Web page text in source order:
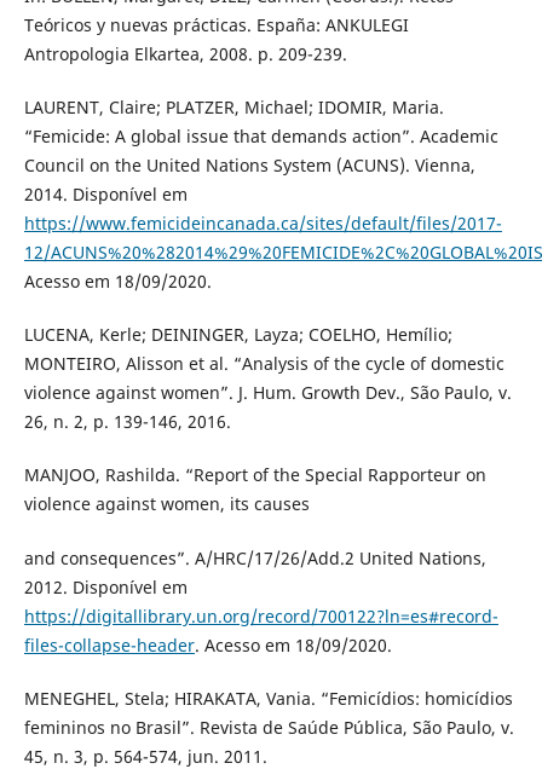
Teóricos y nuevas prácticas. España: ANKULEGI
Antropologia Elkartea, 2008. p. 209-239.
LAURENT, Claire; PLATZER, Michael; IDOMIR, Maria.
“Femicide: A global issue that demands action”. Academic
Council on the United Nations System (ACUNS). Vienna,
2014. Disponível em
https://www.femicideincanada.ca/sites/default/files/2017-
12/
Acesso em 18/09/2020.
LUCENA, Kerle; DEININGER, Layza; COELHO, Hemílio;
MONTEIRO, Alisson et al. “Analysis of the cycle of domestic
violence against women”. J. Hum. Growth Dev., São Paulo, v.
26, n. 2, p. 139-146, 2016.
MANJOO, Rashilda. “Report of the Special Rapporteur on
violence against women, its causes
and consequences”. A/HRC/17/26/Add.2 United Nations,
2012. Disponível em
https://digitallibrary.un.org/record/700122?ln=es#record-
files-collapse-header. Acesso em 18/09/2020.
MENEGHEL, Stela; HIRAKATA, Vania. “Femicídios: homicídios
femininos no Brasil”. Revista de Saúde Pública, São Paulo, v.
45, n. 3, p. 564-574, jun. 2011.